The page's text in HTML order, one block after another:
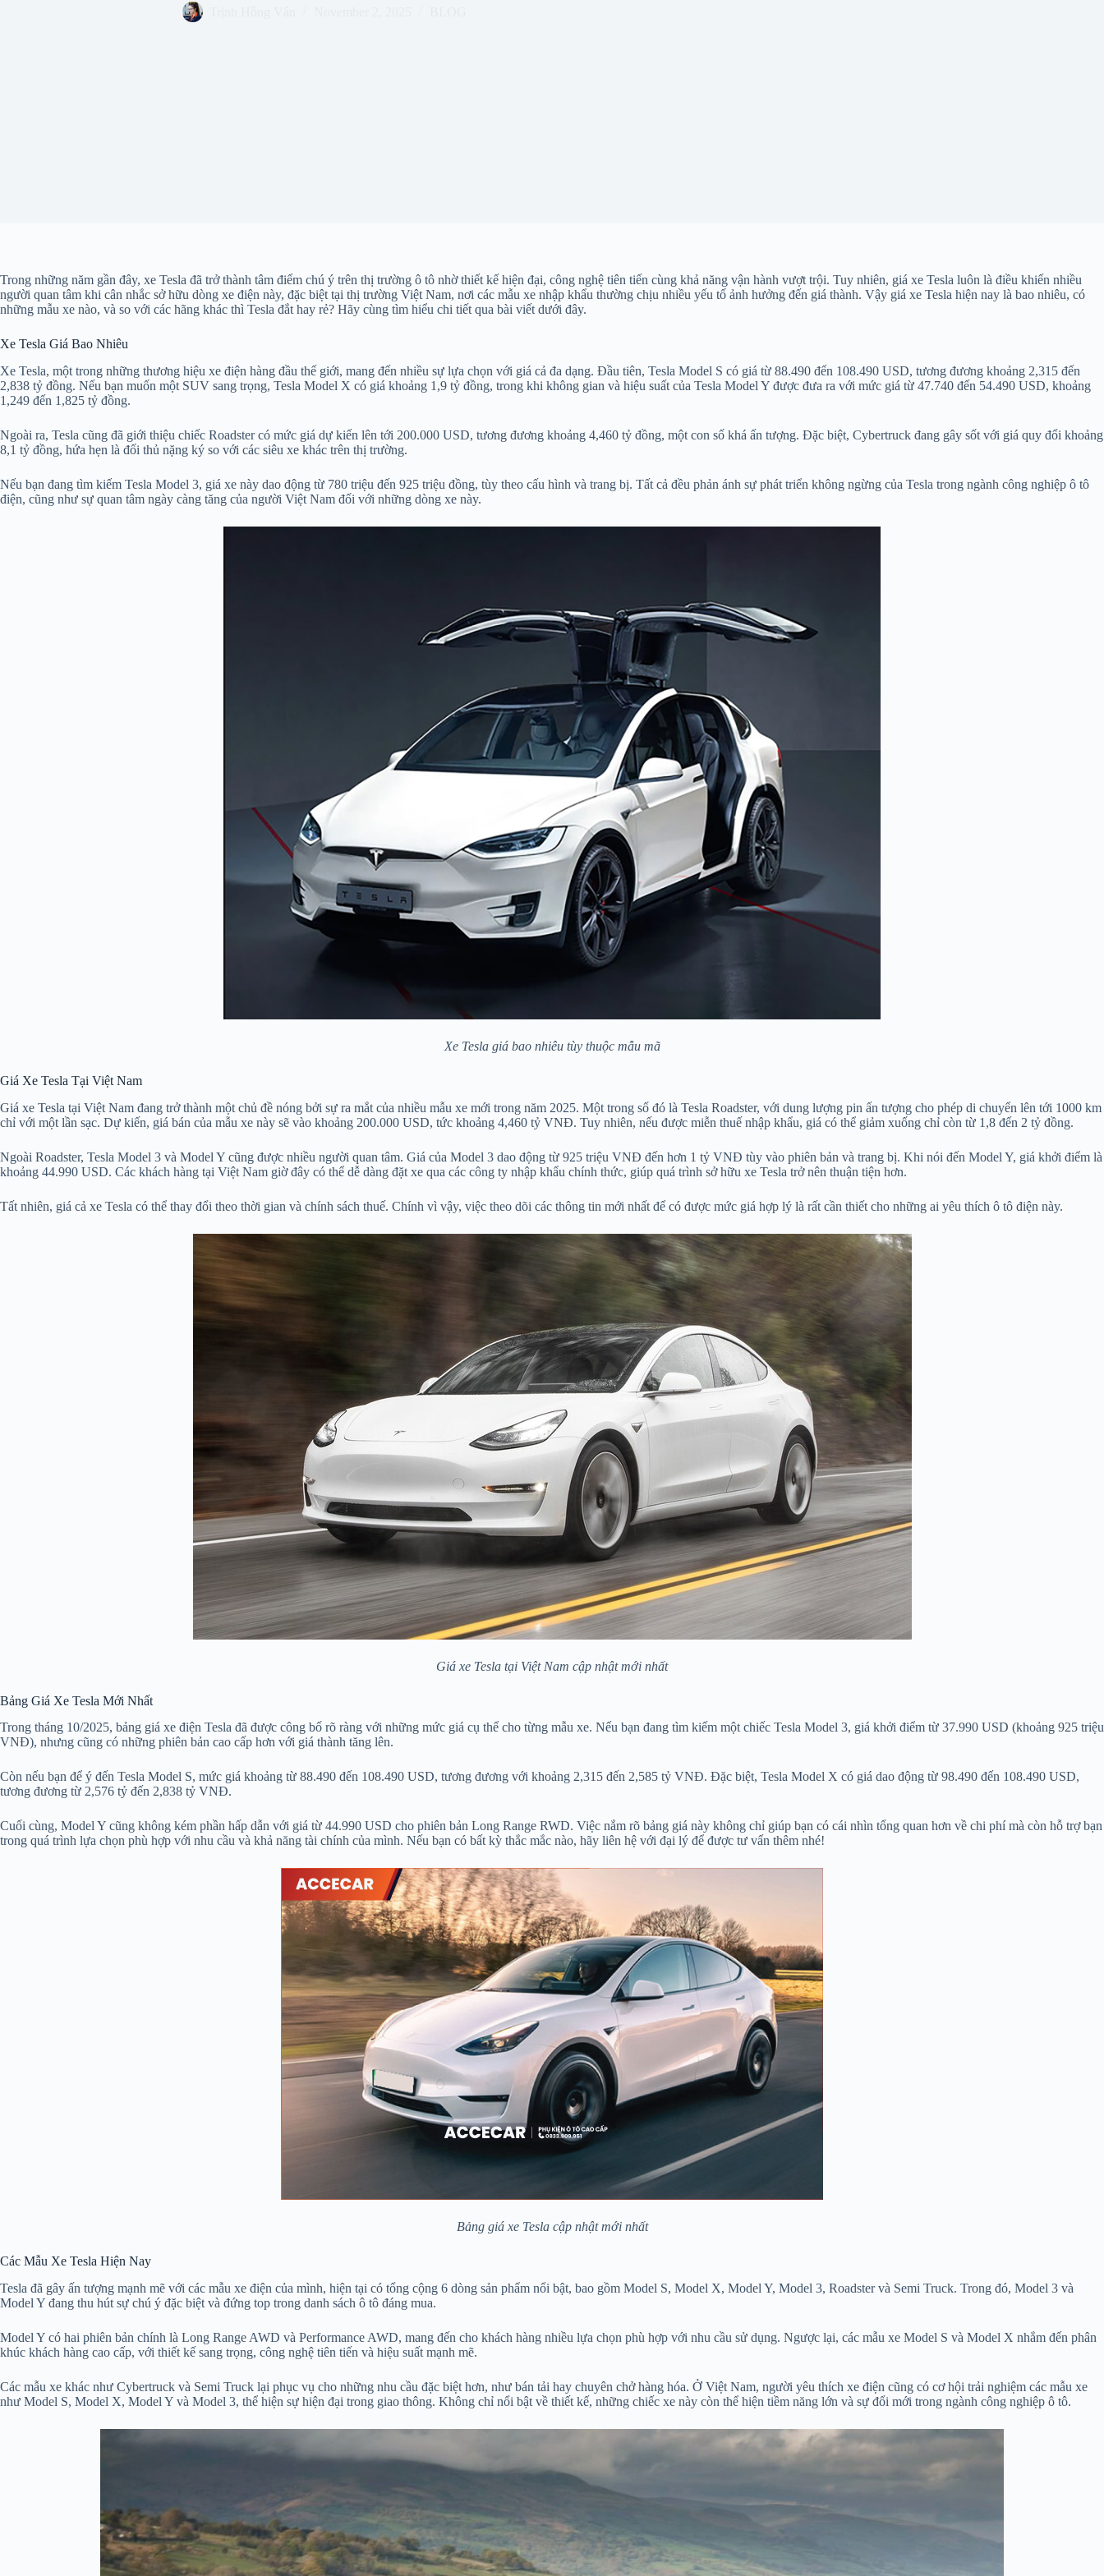
Trong những năm gần đây, xe Tesla đã trở thành tâm điểm chú ý trên thị trường ô tô nhờ thiết kế hiện đại, công nghệ tiên tiến cùng khả năng vận hành vượt trội. Tuy nhiên, giá xe Tesla luôn là điều khiến nhiều
người quan tâm khi cân nhắc sở hữu dòng xe điện này, đặc biệt tại thị trường Việt Nam, nơi các mẫu xe nhập khẩu thường chịu nhiều yếu tố ảnh hưởng đến giá thành. Vậy giá xe Tesla hiện nay là bao nhiêu, có
những mẫu xe nào, và so với các hãng khác thì Tesla đắt hay rẻ? Hãy cùng tìm hiểu chi tiết qua bài viết dưới đây.
Xe Tesla Giá Bao Nhiêu
Xe Tesla, một trong những thương hiệu xe điện hàng đầu thế giới, mang đến nhiều sự lựa chọn với giá cả đa dạng. Đầu tiên, Tesla Model S có giá từ 88.490 đến 108.490 USD, tương đương khoảng 2,315 đến
2,838 tỷ đồng. Nếu bạn muốn một SUV sang trọng, Tesla Model X có giá khoảng 1,9 tỷ đồng, trong khi không gian và hiệu suất của Tesla Model Y được đưa ra với mức giá từ 47.740 đến 54.490 USD, khoảng
1,249 đến 1,825 tỷ đồng.
Ngoài ra, Tesla cũng đã giới thiệu chiếc Roadster có mức giá dự kiến lên tới 200.000 USD, tương đương khoảng 4,460 tỷ đồng, một con số khá ấn tượng. Đặc biệt, Cybertruck đang gây sốt với giá quy đổi khoảng
8,1 tỷ đồng, hứa hẹn là đối thủ nặng ký so với các siêu xe khác trên thị trường.
Nếu bạn đang tìm kiếm Tesla Model 3, giá xe này dao động từ 780 triệu đến 925 triệu đồng, tùy theo cấu hình và trang bị. Tất cả đều phản ánh sự phát triển không ngừng của Tesla trong ngành công nghiệp ô tô
điện, cũng như sự quan tâm ngày càng tăng của người Việt Nam đối với những dòng xe này.
Xe Tesla giá bao nhiêu tùy thuộc mẫu mã
Giá Xe Tesla Tại Việt Nam
Giá xe Tesla tại Việt Nam đang trở thành một chủ đề nóng bởi sự ra mắt của nhiều mẫu xe mới trong năm 2025. Một trong số đó là Tesla Roadster, với dung lượng pin ấn tượng cho phép di chuyển lên tới 1000 km
chỉ với một lần sạc. Dự kiến, giá bán của mẫu xe này sẽ vào khoảng 200.000 USD, tức khoảng 4,460 tỷ VNĐ. Tuy nhiên, nếu được miễn thuế nhập khẩu, giá có thể giảm xuống chỉ còn từ 1,8 đến 2 tỷ đồng.
Ngoài Roadster, Tesla Model 3 và Model Y cũng được nhiều người quan tâm. Giá của Model 3 dao động từ 925 triệu VNĐ đến hơn 1 tỷ VNĐ tùy vào phiên bản và trang bị. Khi nói đến Model Y, giá khởi điểm là
khoảng 44.990 USD. Các khách hàng tại Việt Nam giờ đây có thể dễ dàng đặt xe qua các công ty nhập khẩu chính thức, giúp quá trình sở hữu xe Tesla trở nên thuận tiện hơn.
Tất nhiên, giá cả xe Tesla có thể thay đổi theo thời gian và chính sách thuế. Chính vì vậy, việc theo dõi các thông tin mới nhất để có được mức giá hợp lý là rất cần thiết cho những ai yêu thích ô tô điện này.
Giá xe Tesla tại Việt Nam cập nhật mới nhất
Bảng Giá Xe Tesla Mới Nhất
Trong tháng 10/2025, bảng giá xe điện Tesla đã được công bố rõ ràng với những mức giá cụ thể cho từng mẫu xe. Nếu bạn đang tìm kiếm một chiếc Tesla Model 3, giá khởi điểm từ 37.990 USD (khoảng 925 triệu
VNĐ), nhưng cũng có những phiên bản cao cấp hơn với giá thành tăng lên.
Còn nếu bạn để ý đến Tesla Model S, mức giá khoảng từ 88.490 đến 108.490 USD, tương đương với khoảng 2,315 đến 2,585 tỷ VNĐ. Đặc biệt, Tesla Model X có giá dao động từ 98.490 đến 108.490 USD,
tương đương từ 2,576 tỷ đến 2,838 tỷ VNĐ.
Cuối cùng, Model Y cũng không kém phần hấp dẫn với giá từ 44.990 USD cho phiên bản Long Range RWD. Việc nắm rõ bảng giá này không chỉ giúp bạn có cái nhìn tổng quan hơn về chi phí mà còn hỗ trợ bạn
trong quá trình lựa chọn phù hợp với nhu cầu và khả năng tài chính của mình. Nếu bạn có bất kỳ thắc mắc nào, hãy liên hệ với đại lý để được tư vấn thêm nhé!
Bảng giá xe Tesla cập nhật mới nhất
Các Mẫu Xe Tesla Hiện Nay
Tesla đã gây ấn tượng mạnh mẽ với các mẫu xe điện của mình, hiện tại có tổng cộng 6 dòng sản phẩm nổi bật, bao gồm Model S, Model X, Model Y, Model 3, Roadster và Semi Truck. Trong đó, Model 3 và
Model Y đang thu hút sự chú ý đặc biệt và đứng top trong danh sách ô tô đáng mua.
Model Y có hai phiên bản chính là Long Range AWD và Performance AWD, mang đến cho khách hàng nhiều lựa chọn phù hợp với nhu cầu sử dụng. Ngược lại, các mẫu xe Model S và Model X nhắm đến phân
khúc khách hàng cao cấp, với thiết kế sang trọng, công nghệ tiên tiến và hiệu suất mạnh mẽ.
Các mẫu xe khác như Cybertruck và Semi Truck lại phục vụ cho những nhu cầu đặc biệt hơn, như bán tải hay chuyên chở hàng hóa. Ở Việt Nam, người yêu thích xe điện cũng có cơ hội trải nghiệm các mẫu xe
như Model S, Model X, Model Y và Model 3, thể hiện sự hiện đại trong giao thông. Không chỉ nổi bật về thiết kế, những chiếc xe này còn thể hiện tiềm năng lớn và sự đổi mới trong ngành công nghiệp ô tô.